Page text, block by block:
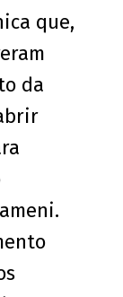
que,
da